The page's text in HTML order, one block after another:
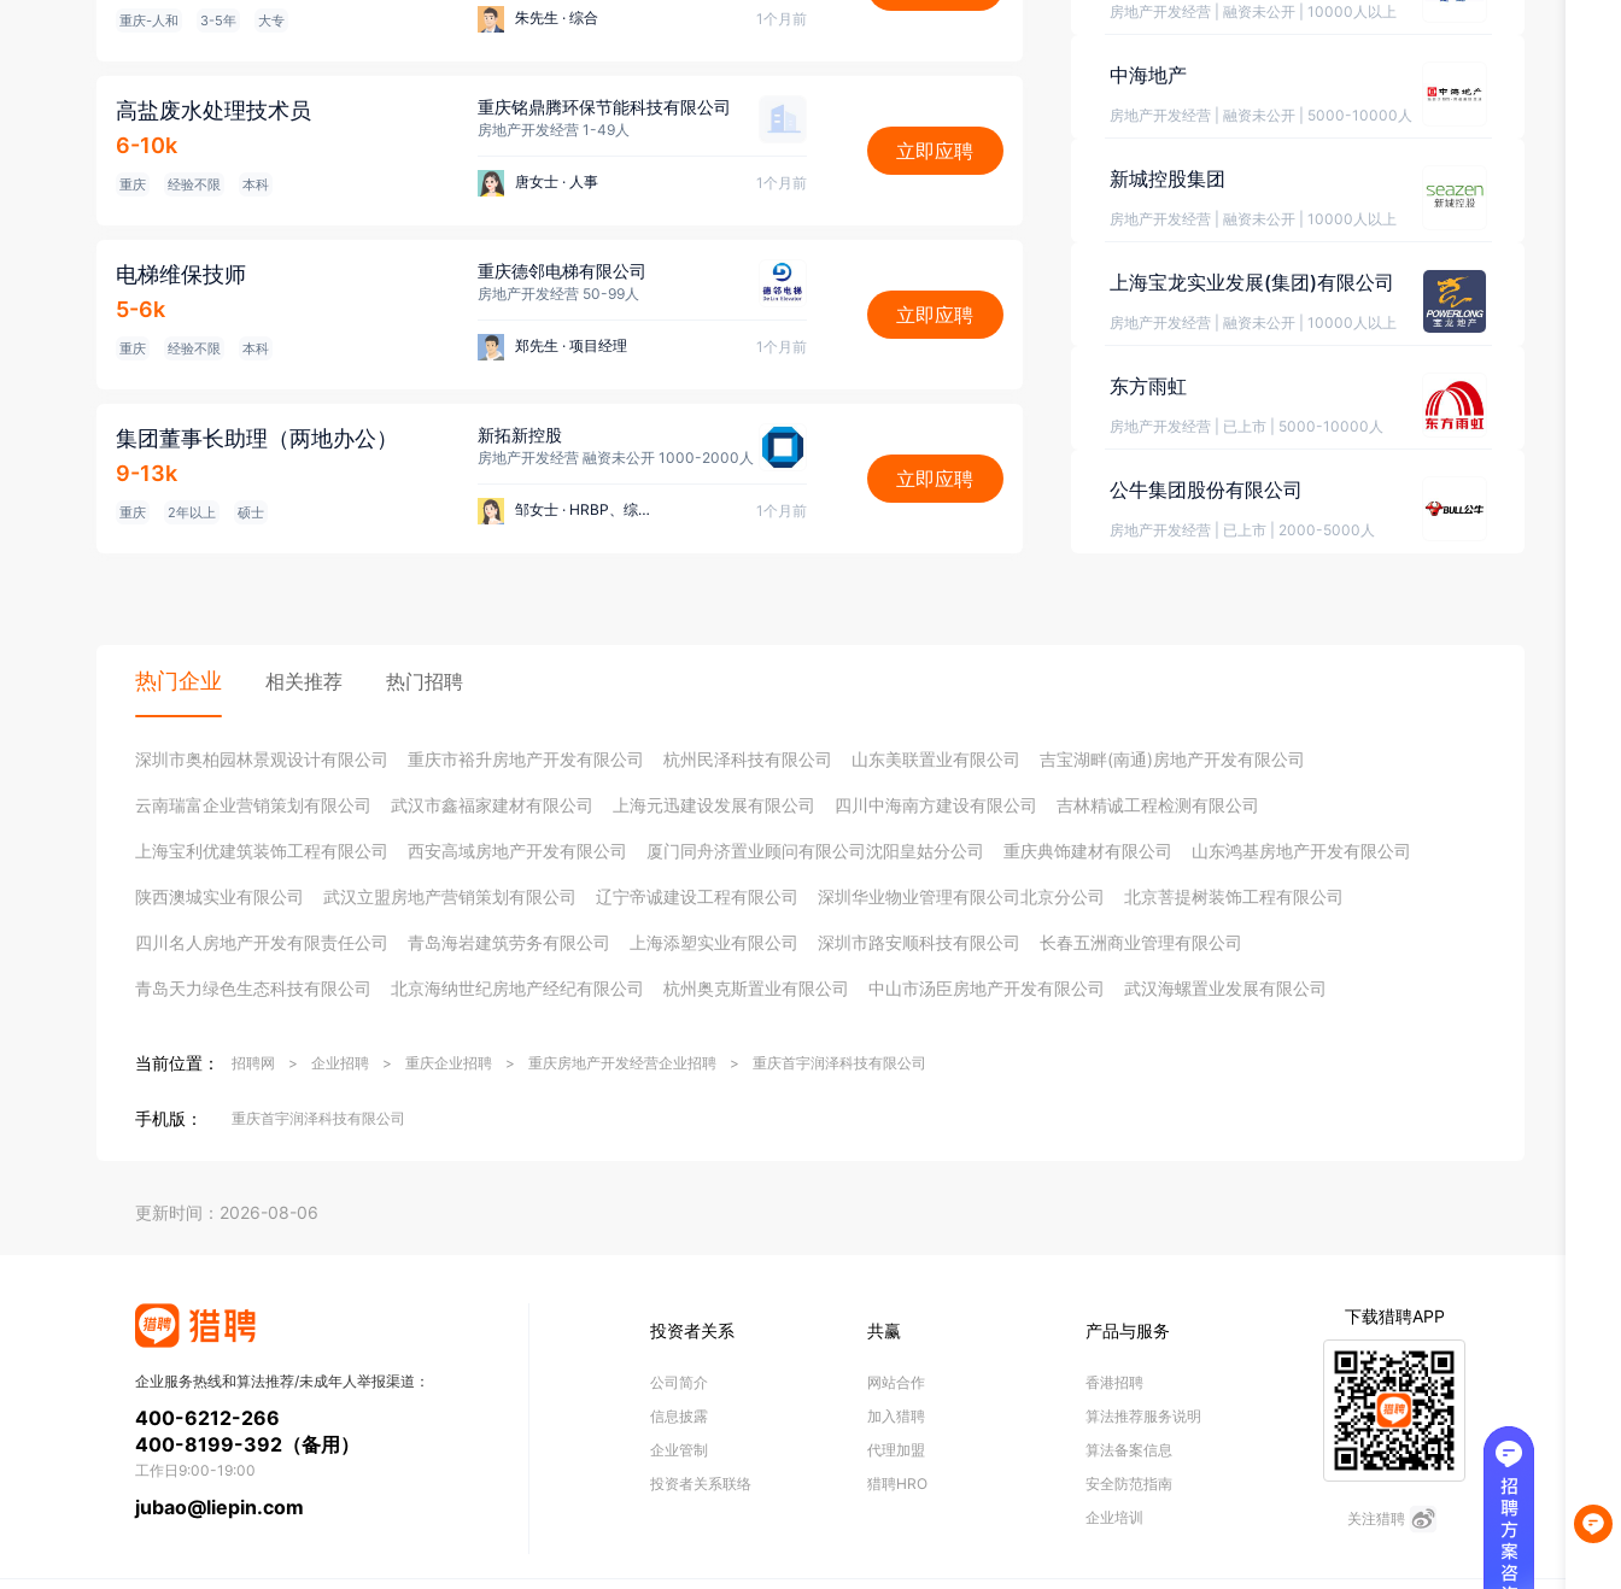
重庆-人和 3-5年 大专 朱先生 ·综合 1个月前
高盐废水处理技术员
6-10k
重庆 经验不限 本科
重庆铭鼎腾环保节能科技有限公司
房地产开发经营 1-49人
唐女士 ·人事 1个月前
立即应聘
电梯维保技师
5-6k
重庆 经验不限 本科
重庆德邻电梯有限公司
房地产开发经营 50-99人
郑先生 ·项目经理 1个月前
立即应聘
集团董事长助理（两地办公）
9-13k
重庆 2年以上 硕士
新拓新控股
房地产开发经营 融资未公开 1000-2000人
邹女士 ·HRBP、综合部经理 1个月前
立即应聘
房地产开发经营 融资未公开 10000人以上
中海地产
房地产开发经营 融资未公开 5000-10000人
新城控股集团
房地产开发经营 融资未公开 10000人以上
上海宝龙实业发展(集团)有限公司
房地产开发经营 融资未公开 10000人以上
东方雨虹
房地产开发经营 已上市 5000-10000人
公牛集团股份有限公司
房地产开发经营 已上市 2000-5000人
热门企业 相关推荐 热门招聘
深圳市奥柏园林景观设计有限公司 重庆市裕升房地产开发有限公司 杭州民泽科技有限公司 山东美联置业有限公司 吉宝湖畔(南通)房地产开发有限公司
云南瑞富企业营销策划有限公司 武汉市鑫福家建材有限公司 上海元迅建设发展有限公司 四川中海南方建设有限公司 吉林精诚工程检测有限公司
上海宝利优建筑装饰工程有限公司 西安高域房地产开发有限公司 厦门同舟济置业顾问有限公司沈阳皇姑分公司 重庆典饰建材有限公司 山东鸿基房地产开发有限公司
陕西澳城实业有限公司 武汉立盟房地产营销策划有限公司 辽宁帝诚建设工程有限公司 深圳华业物业管理有限公司北京分公司 北京菩提树装饰工程有限公司
四川名人房地产开发有限责任公司 青岛海岩建筑劳务有限公司 上海添塑实业有限公司 深圳市路安顺科技有限公司 长春五洲商业管理有限公司
青岛天力绿色生态科技有限公司 北京海纳世纪房地产经纪有限公司 杭州奥克斯置业有限公司 中山市汤臣房地产开发有限公司 武汉海螺置业发展有限公司
当前位置： 招聘网 > 企业招聘 > 重庆企业招聘 > 重庆房地产开发经营企业招聘 > 重庆首宇润泽科技有限公司
手机版： 重庆首宇润泽科技有限公司
更新时间：2026-08-06